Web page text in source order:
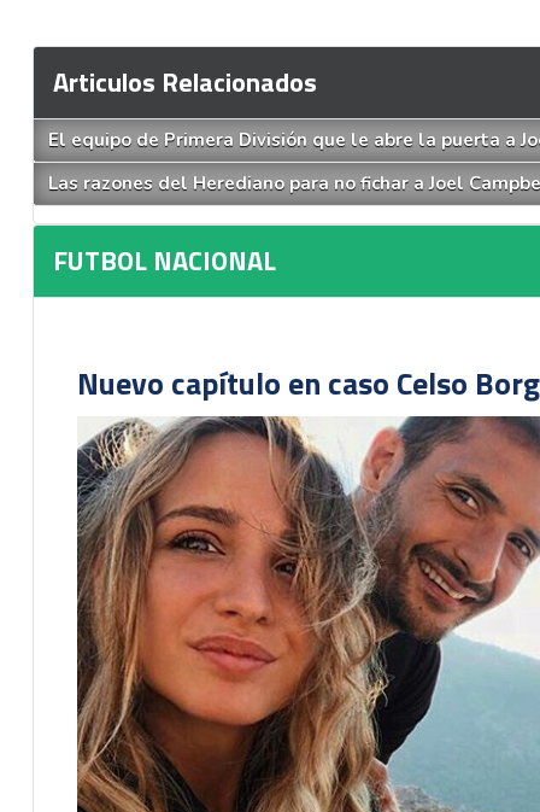
Articulos Relacionados
El equipo de Primera División que le abre la puerta a
Las razones del Herediano para no fichar a Joel
FUTBOL NACIONAL
Nuevo capítulo en caso Celso